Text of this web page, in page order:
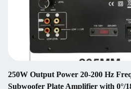
250W Output Power 20-200 Hz
Subwoofer Plate Amplifier with 0°/